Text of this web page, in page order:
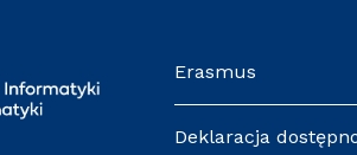
Erasmus
Deklaracja